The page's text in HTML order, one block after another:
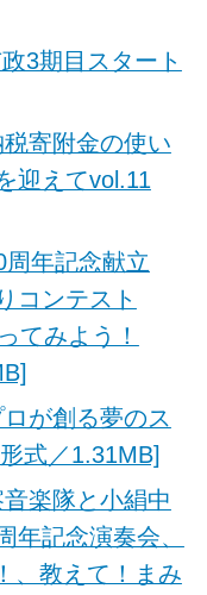
3期目スタート
税寄附金の使い
迎えてvol.11
周年記念献立
コンテスト
てみよう！
が創る夢のス
式／1.31MB]
音楽隊と小絹中
年記念演奏会、
、教えて！まみ